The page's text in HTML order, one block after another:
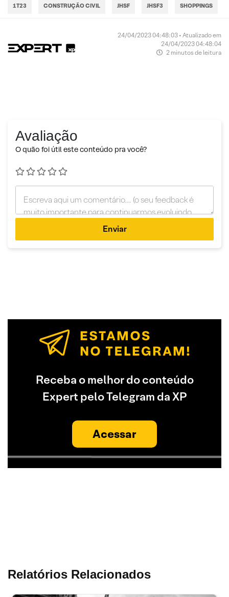
1T23 CONSTRUÇÃO CIVIL JHSF JHSF3 SHOPPINGS
24/04/2023 04:48:03 • Atualizado em
24/04/2023 04:48:04
2 minutos de leitura
Avaliação
O quão foi útil este conteúdo pra você?
Enviar
Receba o melhor do conteúdo
Expert pelo Telegram da XP
Acessar
Relatórios Relacionados